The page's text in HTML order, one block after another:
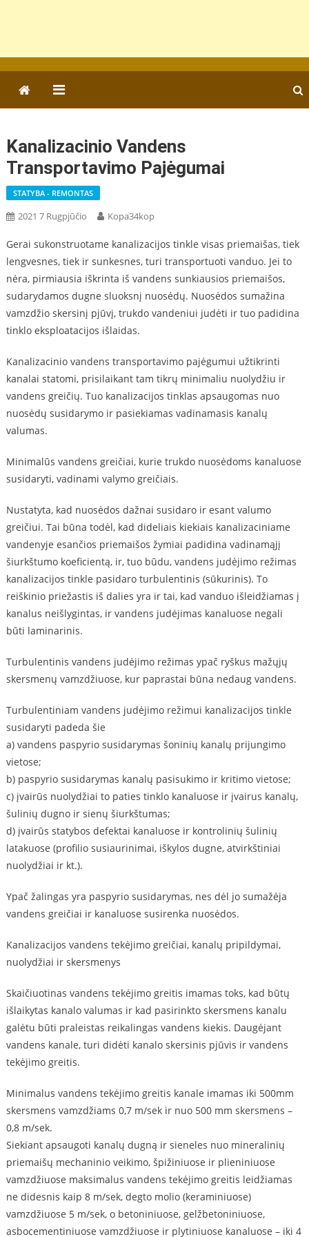
Kanalizacinio Vandens
Transportavimo Pajėgumai
STATYBA - REMONTAS
2021 7 Rugpjūčio Kopa34kop
Gerai sukonstruotame kanalizacijos tinkle visas priemaišas, tiek
lengvesnes, tiek ir sunkesnes, turi transportuoti vanduo. Jei to
nėra, pirmiausia iškrinta iš vandens sunkiausios priemaišos,
sudarydamos dugne sluoksnį nuosėdų. Nuosėdos sumažina
vamzdžio skersinį pjūvį, trukdo vandeniui judėti ir tuo padidina
tinklo eksploatacijos išlaidas.
Kanalizacinio vandens transportavimo pajėgumui užtikrinti
kanalai statomi, prisilaikant tam tikrų minimaliu nuolydžiu ir
vandens greičių. Tuo kanalizacijos tinklas apsaugomas nuo
nuosėdų susidarymo ir pasiekiamas vadinamasis kanalų
valumas.
Minimalūs vandens greičiai, kurie trukdo nuosėdoms kanaluose
susidaryti, vadinami valymo greičiais.
Nustatyta, kad nuosėdos dažnai susidaro ir esant valumo
greičiui. Tai būna todėl, kad dideliais kiekiais kanalizaciniame
vandenyje esančios priemaišos žymiai padidina vadinamąjį
šiurkštumo koeficientą, ir, tuo būdu, vandens judėjimo režimas
kanalizacijos tinkle pasidaro turbulentinis (sūkurinis). To
reiškinio priežastis iš dalies yra ir tai, kad vanduo išleidžiamas į
kanalus neišlygintas, ir vandens judėjimas kanaluose negali
būti laminarinis.
Turbulentinis vandens judėjimo režimas ypač ryškus mažųjų
skersmenų vamzdžiuose, kur paprastai būna nedaug vandens.
Turbulentiniam vandens judėjimo režimui kanalizacijos tinkle
susidaryti padeda šie
a) vandens paspyrio susidarymas šoninių kanalų prijungimo
vietose;
b) paspyrio susidarymas kanalų pasisukimo ir kritimo vietose;
c) įvairūs nuolydžiai to paties tinklo kanaluose ir įvairus kanalų,
šulinių dugno ir sienų šiurkštumas;
d) įvairūs statybos defektai kanaluose ir kontrolinių šulinių
latakuose (profilio susiaurinimai, iškylos dugne, atvirkštiniai
nuolydžiai ir kt.).
Ypač žalingas yra paspyrio susidarymas, nes dėl jo sumažėja
vandens greičiai ir kanaluose susirenka nuosėdos.
Kanalizacijos vandens tekėjimo greičiai, kanalų pripildymai,
nuolydžiai ir skersmenys
Skaičiuotinas vandens tekėjimo greitis imamas toks, kad būtų
išlaikytas kanalo valumas ir kad pasirinkto skersmens kanalu
galėtu būti praleistas reikalingas vandens kiekis. Daugėjant
vandens kanale, turi didėti kanalo skersinis pjūvis ir vandens
tekėjimo greitis.
Minimalus vandens tekėjimo greitis kanale imamas iki 500mm
skersmens vamzdžiams 0,7 m/sek ir nuo 500 mm skersmens –
0,8 m/sek.
Siekiant apsaugoti kanalų dugną ir sieneles nuo mineralinių
priemaišų mechaninio veikimo, špižiniuose ir plieniniuose
vamzdžiuose maksimalus vandens tekėjimo greitis leidžiamas
ne didesnis kaip 8 m/sek, degto molio (keraminiuose)
vamzdžiuose 5 m/sek, o betoniniuose, gelžbetoniniuose,
asbocementiniuose vamzdžiuose ir plytiniuose kanaluose – iki 4